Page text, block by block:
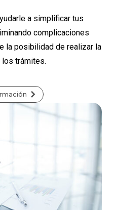
a simplificar tus
complicaciones
la posibilidad de realizar la
los trámites.